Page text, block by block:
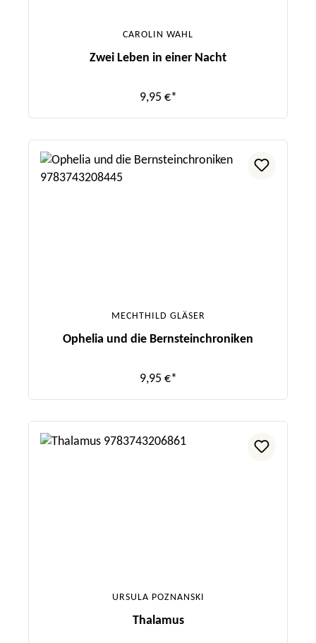
CAROLIN WAHL
Zwei Leben in einer Nacht
9,95 €*
MECHTHILD GLÄSER
Ophelia und die Bernsteinchroniken
9,95 €*
URSULA POZNANSKI
Thalamus